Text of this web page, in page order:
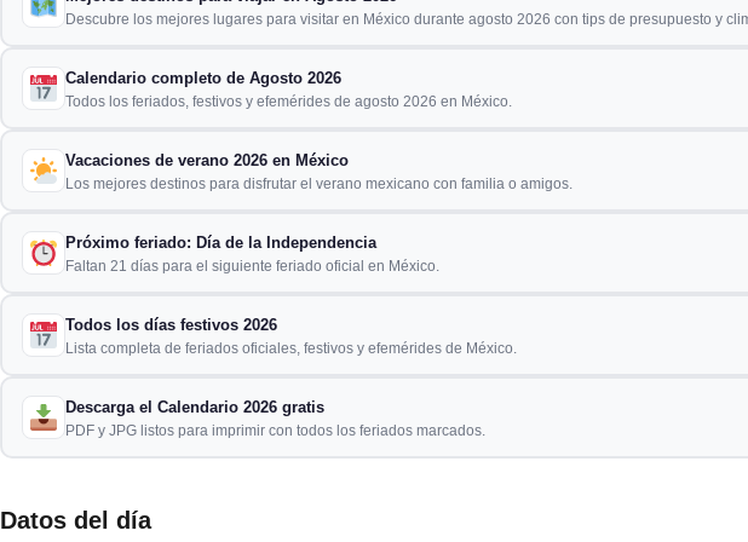
Descubre los mejores lugares para visitar en México durante agosto 2026 con tips de presupuesto y
Calendario completo de Agosto 2026
Todos los feriados, festivos y efemérides de agosto 2026 en México.
Vacaciones de verano 2026 en México
Los mejores destinos para disfrutar el verano mexicano con familia o amigos.
Próximo feriado: Día de la Independencia
Faltan 21 días para el siguiente feriado oficial en México.
Todos los días festivos 2026
Lista completa de feriados oficiales, festivos y efemérides de México.
Descarga el Calendario 2026 gratis
PDF y JPG listos para imprimir con todos los feriados marcados.
Datos del día